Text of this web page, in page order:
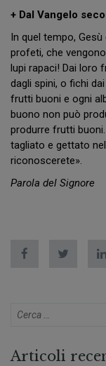
+ Dal Vangelo
In quel tempo,
profeti, che
lupi rapaci! Dai loro
dagli spini, o fichi
frutti buoni e ogni
buono non può
produrre frutti
tagliato e gettato
riconoscerete».
Parola del Signore
Articoli